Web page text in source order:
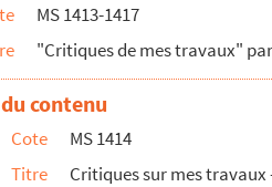
MS 1413-1417
"Critiques de mes travaux"
contenu
Cote
MS 1414
Titre
Critiques sur mes travaux